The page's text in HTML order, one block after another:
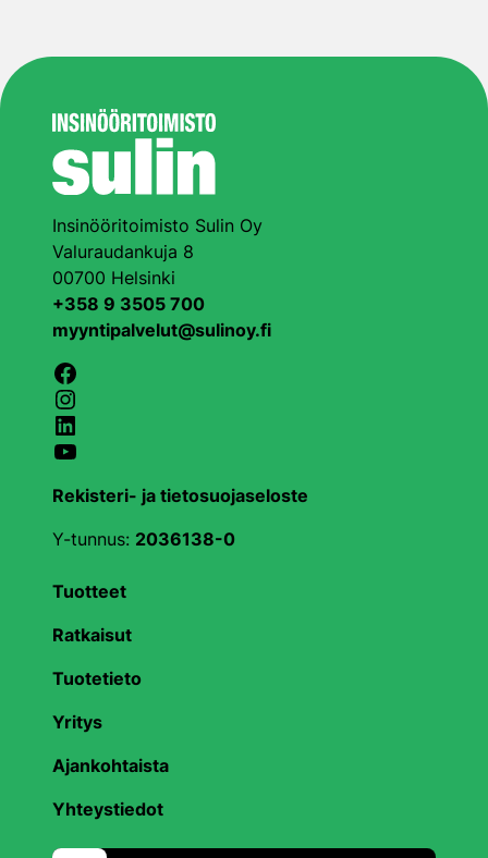
Insinööritoimisto Sulin Oy
Valuraudankuja 8
00700 Helsinki
+358 9 3505 700
myyntipalvelut@sulinoy.fi
Facebook
Instagram
LinkedIn
YouTube
Rekisteri- ja tietosuojaseloste
Y-tunnus: 2036138-0
Tuotteet
Ratkaisut
Tuotetieto
Yritys
Ajankohtaista
Yhteystiedot